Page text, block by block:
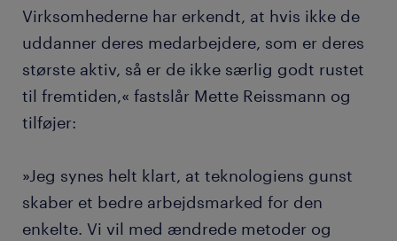
Virksomhederne har erkendt, at hvis ikke de
uddanner deres medarbejdere, som er deres
største aktiv, så er de ikke særlig godt rustet
til fremtiden,« fastslår Mette Reissmann og
tilføjer:
»Jeg synes helt klart, at teknologiens gunst
skaber et bedre arbejdsmarked for den
enkelte. Vi vil med ændrede metoder og